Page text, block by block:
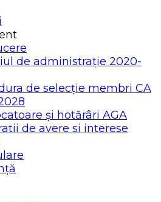
de administrație 2020-
de selecție membri CA
și hotărâri AGA
de avere si interese